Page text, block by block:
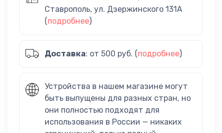
Ставрополь, ул. Дзержинского 131А
(подробнее)
Доставка: от 500 руб. (подробнее)
Устройства в нашем магазине могут
быть выпущены для разных стран, но
они полностью подходят для
использования в России — никаких